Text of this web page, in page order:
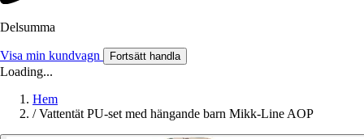
Delsumma
Visa min kundvagn Fortsätt handla
Loading...
Hem
/ Vattentät PU-set med hängande barn Mikk-Line AOP